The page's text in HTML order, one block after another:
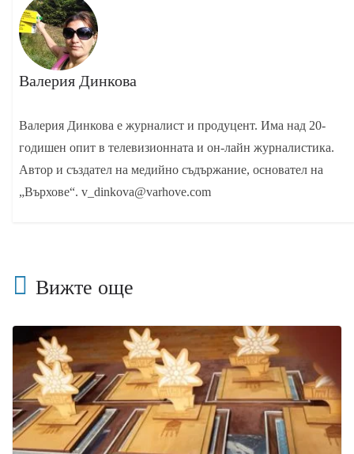
Валерия Динкова
Валерия Динкова е журналист и продуцент. Има над 20-
годишен опит в телевизионната и он-лайн журналистика.
Автор и създател на медийно съдържание, основател на
„Върхове“. v_dinkova@varhove.com
Вижте още